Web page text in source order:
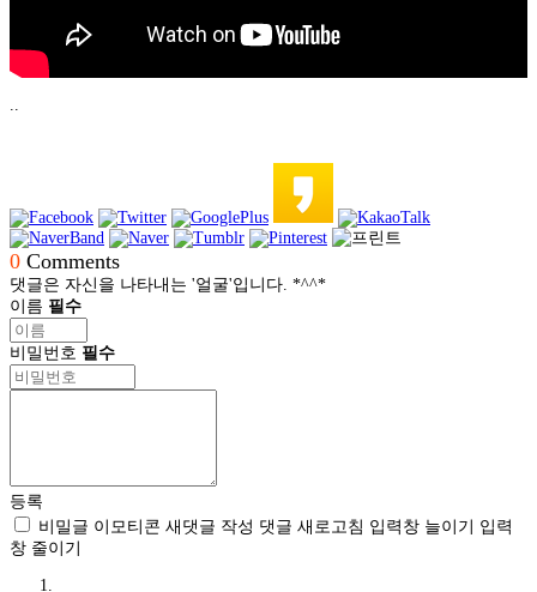
0 Comments
댓글은 자신을 나타내는 '얼굴'입니다. *^^*
이름 필수
비밀번호 필수
등록
비밀글 이모티콘 새댓글 작성 댓글 새로고침 입력창 늘이기
입력
창 줄이기